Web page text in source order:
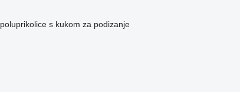
poluprikolice s kukom za podizanje